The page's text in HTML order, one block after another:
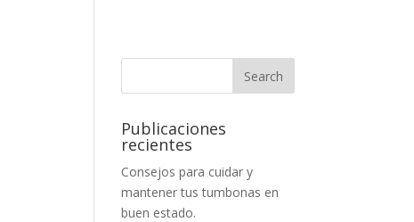
Publicaciones
recientes
Consejos para cuidar y
mantener tus tumbonas en
buen estado.